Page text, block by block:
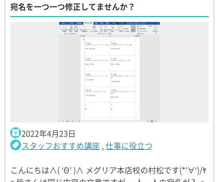
宛名を一つ一つ修正してませんか？
2022年4月23日
スタッフおすすめ講座 ,仕事に役立つ
こんにちは∧( ‘Θ’ )∧ メグリア本店校の村松です(*‘∀‘)/ﾔ